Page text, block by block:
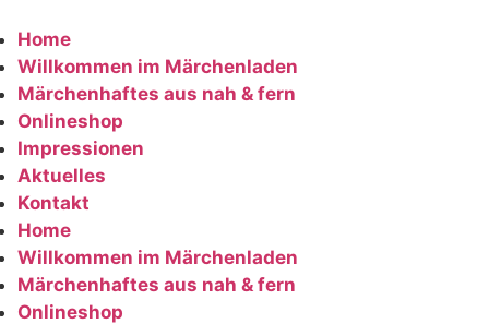
Inhalt
springen
Home
Willkommen im Märchenladen
Märchenhaftes aus nah & fern
Onlineshop
Impressionen
Aktuelles
Kontakt
Home
Willkommen im Märchenladen
Märchenhaftes aus nah & fern
Onlineshop